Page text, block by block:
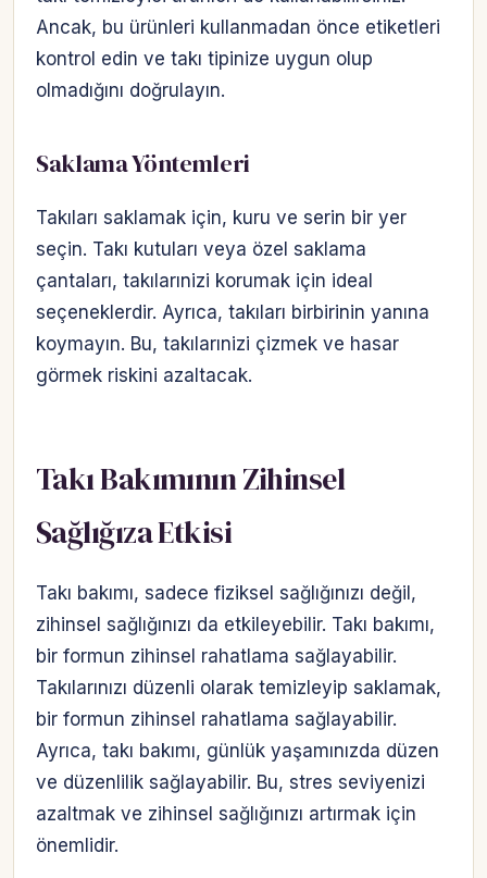
Ancak, bu ürünleri kullanmadan önce etiketleri
kontrol edin ve takı tipinize uygun olup
olmadığını doğrulayın.
Saklama Yöntemleri
Takıları saklamak için, kuru ve serin bir yer
seçin. Takı kutuları veya özel saklama
çantaları, takılarınizi korumak için ideal
seçeneklerdir. Ayrıca, takıları birbirinin yanına
koymayın. Bu, takılarınizi çizmek ve hasar
görmek riskini azaltacak.
Takı Bakımının Zihinsel
Sağlığıza Etkisi
Takı bakımı, sadece fiziksel sağlığınızı değil,
zihinsel sağlığınızı da etkileyebilir. Takı bakımı,
bir formun zihinsel rahatlama sağlayabilir.
Takılarınızı düzenli olarak temizleyip saklamak,
bir formun zihinsel rahatlama sağlayabilir.
Ayrıca, takı bakımı, günlük yaşamınızda düzen
ve düzenlilik sağlayabilir. Bu, stres seviyenizi
azaltmak ve zihinsel sağlığınızı artırmak için
önemlidir.